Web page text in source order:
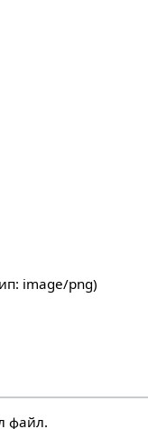
image/png)
файл.